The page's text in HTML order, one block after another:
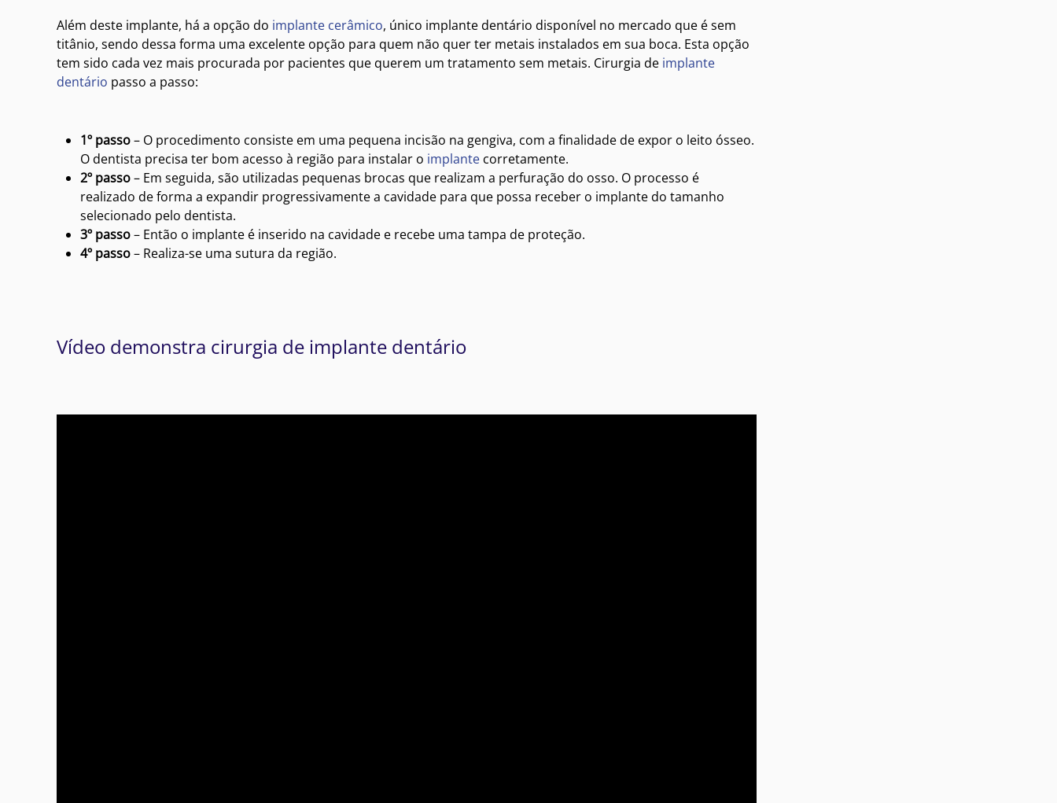
Além deste implante, há a opção do implante cerâmico, único implante dentário disponível no mercado que é sem
titânio, sendo dessa forma uma excelente opção para quem não quer ter metais instalados em sua boca. Esta opção
tem sido cada vez mais procurada por pacientes que querem um tratamento sem metais. Cirurgia de implante
dentário passo a passo:
1º passo– O procedimento consiste em uma pequena incisão na gengiva, com a finalidade de expor o leito ósseo.
O dentista precisa ter bom acesso à região para instalar o implante corretamente.
2º passo– Em seguida, são utilizadas pequenas brocas que realizam a perfuração do osso. O processo é
realizado de forma a expandir progressivamente a cavidade para que possa receber o implante do tamanho
selecionado pelo dentista.
3º passo– Então o implante é inserido na cavidade e recebe uma tampa de proteção.
4º passo– Realiza-se uma sutura da região.
Vídeo demonstra cirurgia de implante dentário